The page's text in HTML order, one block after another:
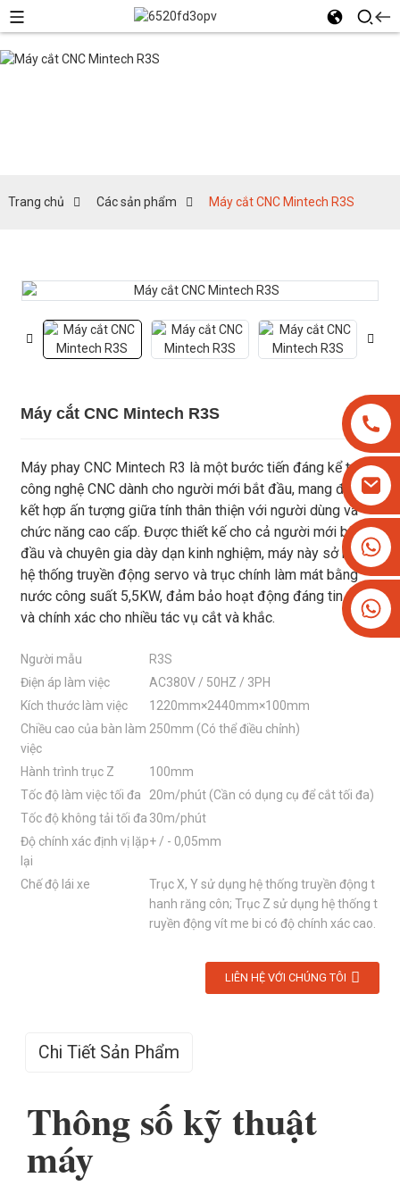
+8613825779334
+16266628193
Trang chủ Các sản phẩm Máy cắt CNC Mintech R3S
Máy cắt CNC Mintech R3S
Máy phay CNC Mintech R3 là một bước tiến đáng kể trong
công nghệ CNC dành cho người mới bắt đầu, mang đến sự
kết hợp ấn tượng giữa tính thân thiện với người dùng và
chức năng cao cấp. Được thiết kế cho cả người mới bắt
đầu và chuyên gia dày dạn kinh nghiệm, máy này sở hữu
hệ thống truyền động servo và trục chính làm mát bằng
nước công suất 5,5KW, đảm bảo hoạt động đáng tin cậy
và chính xác cho nhiều tác vụ cắt và khắc.
Người mẫu
R3S
Điện áp làm việc
AC380V / 50HZ / 3PH
Kích thước làm việc
1220mm×2440mm×100mm
Chiều cao của bàn làm
việc
250mm (Có thể điều chỉnh)
Hành trình trục Z
100mm
Tốc độ làm việc tối đa
20m/phút (Cần có dụng cụ để cắt tối đa)
Tốc độ không tải tối đa 30m/phút
Độ chính xác định vị lặp
lại
+ / - 0,05mm
Chế độ lái xe
Trục X, Y sử dụng hệ thống truyền động t
hanh răng côn; Trục Z sử dụng hệ thống t
ruyền động vít me bi có độ chính xác cao.
LIÊN HỆ VỚI CHÚNG TÔI
Chi Tiết Sản Phẩm
Thông số kỹ thuật
máy